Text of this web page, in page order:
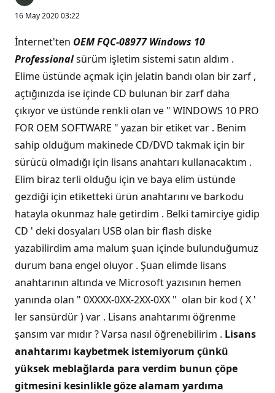
16 May 2020 03:22
İnternet'ten OEM FQC-08977 Windows 10
Professionalsürüm işletim sistemi satın aldım .
Elime üstünde açmak için jelatin bandı olan bir zarf ,
açtığınızda ise içinde CD bulunan bir zarf daha
çıkıyor ve üstünde renkli olan ve " WINDOWS 10 PRO
FOR OEM SOFTWARE " yazan bir etiket var . Benim
sahip olduğum makinede CD/DVD takmak için bir
sürücü olmadığı için lisans anahtarı kullanacaktım .
Elim biraz terli olduğu için ve baya elim üstünde
gezdiği için etiketteki ürün anahtarını ve barkodu
hatayla okunmaz hale getirdim . Belki tamirciye gidip
CD ' deki dosyaları USB olan bir flash diske
yazabilirdim ama malum şuan içinde bulunduğumuz
durum bana engel oluyor . Şuan elimde lisans
anahtarının altında ve Microsoft yazısının hemen
yanında olan " 0XXXX-0XX-2XX-0XX " olan bir kod ( X '
ler sansürdür ) var . Lisans anahtarımı öğrenme
şansım var mıdır ? Varsa nasıl öğrenebilirim . Lisans
anahtarımı kaybetmek istemiyorum çünkü
yüksek meblağlarda para verdim bunun çöpe
gitmesini kesinlikle göze alamam yardıma